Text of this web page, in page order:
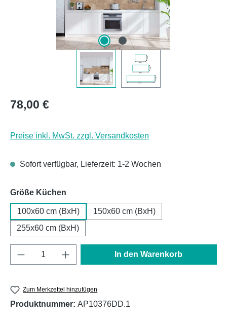
Regulärer Preis:
78,00 €
Preise inkl. MwSt. zzgl. Versandkosten
Sofort verfügbar, Lieferzeit: 1-2 Wochen
Größe Küchen
100x60 cm (BxH)
150x60 cm (BxH)
255x60 cm (BxH)
Produkt Anzahl: Gib den gewünschten
In den Warenkorb
Zum Merkzettel hinzufügen
Produktnummer: AP10376DD.1